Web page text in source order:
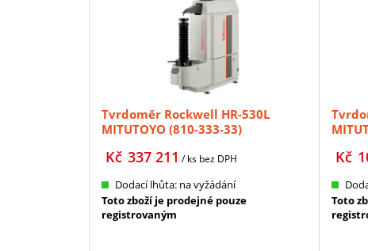
Tvrdoměr Rockwell HR-530L
MITUTOYO (810-333-33)
337 211
Kč / ks bez DPH
Dodací lhůta: na vyžádání
Toto zboží je prodejné pouze
registrovaným
Kč
Toto